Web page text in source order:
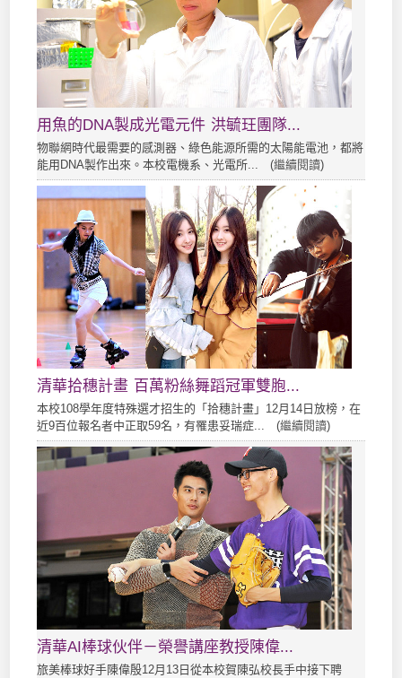
用魚的DNA製成光電元件 洪毓玨團隊...
物聯網時代最需要的感測器、綠色能源所需的太陽能電池，都將
能用DNA製作出來。本校電機系、光電所... (繼續閱讀)
清華拾穗計畫 百萬粉絲舞蹈冠軍雙胞...
本校108學年度特殊選才招生的「拾穗計畫」12月14日放榜，在
近9百位報名者中正取59名，有罹患妥瑞症... (繼續閱讀)
清華AI棒球伙伴－榮譽講座教授陳偉...
旅美棒球好手陳偉殷12月13日從本校賀陳弘校長手中接下聘